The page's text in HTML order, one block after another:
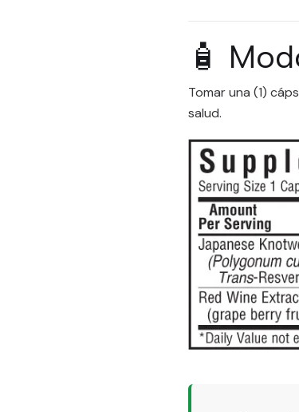
🧴
Tomar una (1)
salud.